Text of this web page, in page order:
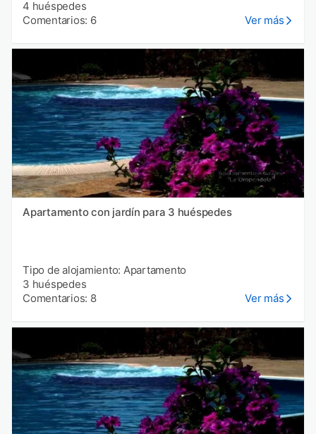
4 huéspedes
Comentarios: 6
Ver más
Apartamento con jardín para 3 huéspedes
Tipo de alojamiento: Apartamento
3 huéspedes
Comentarios: 8
Ver más